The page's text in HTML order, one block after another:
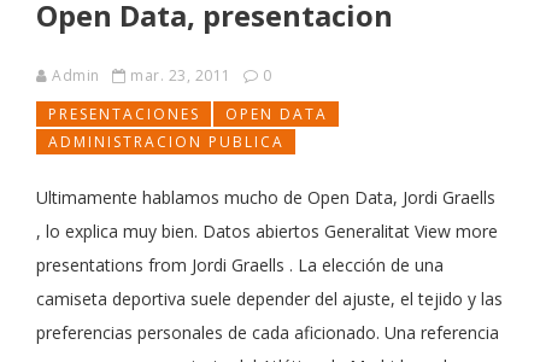
Open Data, presentacion
Admin mar. 23, 2011
0
PRESENTACIONES
OPEN DATA
ADMINISTRACION PUBLICA
Ultimamente hablamos mucho de Open Data, Jordi Graells
, lo explica muy bien. Datos abiertos Generalitat View more
presentations from Jordi Graells . La elección de una
camiseta deportiva suele depender del ajuste, el tejido y las
preferencias personales de cada aficionado. Una referencia